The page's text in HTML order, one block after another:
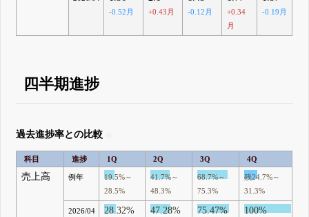
-0.52月 +0.43月 -0.12月
+0.34
月
-0.19月
四半期進捗
過去進捗率との比較
科目 進捗 1Q 2Q 3Q 4Q
売上高 例年
19.5%～
28.5%
41.7%～
48.3%
68.7%～
75.3%
残24.7%～
31.3%
2026/04 28.32% 47.28% 75.47% 100%